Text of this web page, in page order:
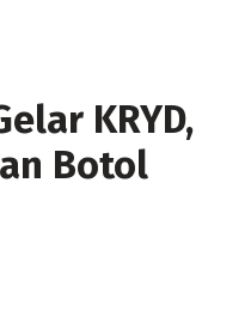
KRYD,
Botol